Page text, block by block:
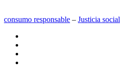
consumo responsable ‒ Justicia social